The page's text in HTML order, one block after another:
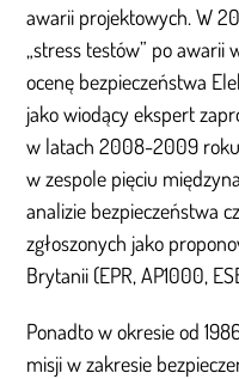
awarii projektowych. W
„stress testów” po awarii
ocenę bezpieczeństwa
jako wiodący ekspert
w latach 2008-2009 roku
w zespole pięciu
analizie bezpieczeństwa
zgłoszonych jako
Brytanii (EPR, AP1000,
Ponadto w okresie od
misji w zakresie